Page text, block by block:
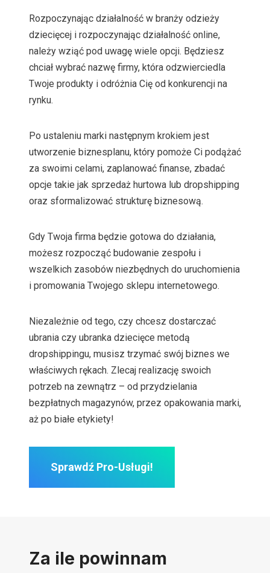
Rozpoczynając działalność w branży odzieży
dziecięcej i rozpoczynając działalność online,
należy wziąć pod uwagę wiele opcji. Będziesz
chciał wybrać nazwę firmy, która odzwierciedla
Twoje produkty i odróżnia Cię od konkurencji na
rynku.
Po ustaleniu marki następnym krokiem jest
utworzenie biznesplanu, który pomoże Ci podążać
za swoimi celami, zaplanować finanse, zbadać
opcje takie jak sprzedaż hurtowa lub dropshipping
oraz sformalizować strukturę biznesową.
Gdy Twoja firma będzie gotowa do działania,
możesz rozpocząć budowanie zespołu i
wszelkich zasobów niezbędnych do uruchomienia
i promowania Twojego sklepu internetowego.
Niezależnie od tego, czy chcesz dostarczać
ubrania czy ubranka dziecięce metodą
dropshippingu, musisz trzymać swój biznes we
właściwych rękach. Zlecaj realizację swoich
potrzeb na zewnątrz – od przydzielania
bezpłatnych magazynów, przez opakowania marki,
aż po białe etykiety!
Sprawdź Pro-Usługi!
Za ile powinnam